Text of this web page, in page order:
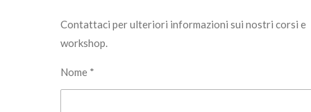
Contattaci per ulteriori informazioni sui nostri corsi e
workshop.
Nome *